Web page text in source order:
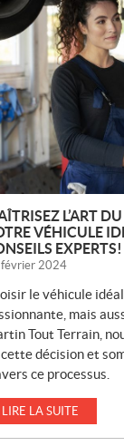
L’ART
VÉHICULE
EXPERTS!
2024
le véhicule
mais
Tout Terrain,
décision et
ce processus.
LIRE LA SUITE